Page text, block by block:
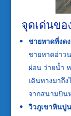
จุดเด่นขอ
ชายหาดที่งด
ชายหาดอ่าว
ผ่อน ว่ายน้ำ
เดินทางมาถึ
จากสนามบิน
วิวภูเขาหินปู